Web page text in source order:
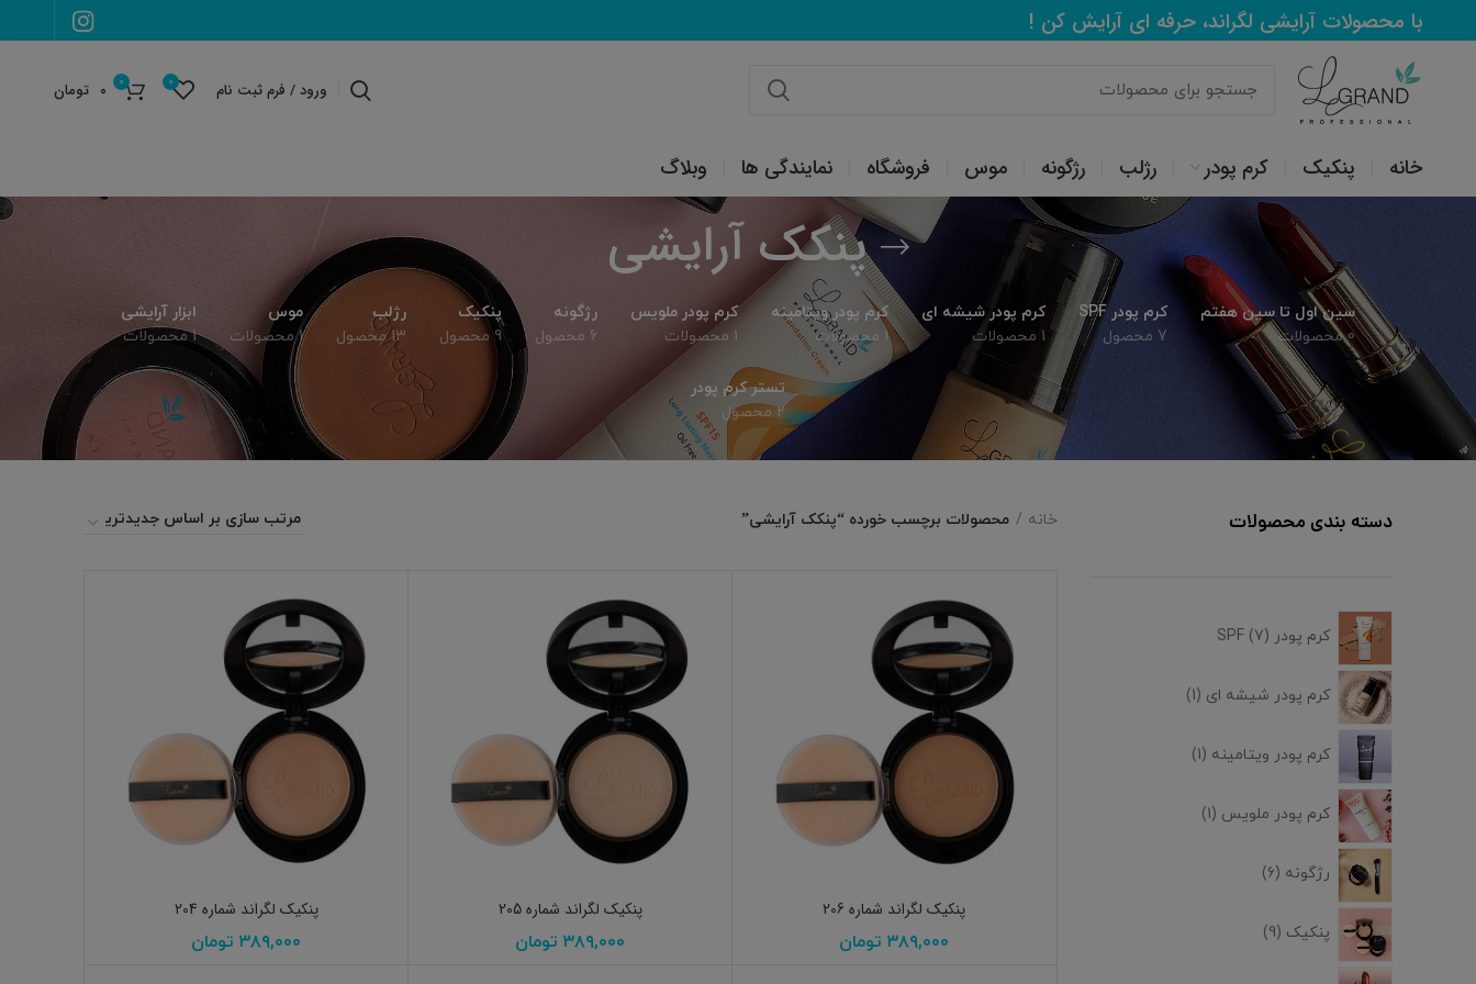
با محصولات آرایشی لگراند، حرفه ای آرایش کن !
ورود / فرم ثبت نام 0
0 ۰ تومان
خانه پنکیک کرم پودر رژلب رژگونه موس فروشگاه نمایندگی ها وبلاگ
پنکک آرایشی
سین اول تا سین هفتم
0 محصولات
کرم پودر SPF
7 محصول
کرم پودر شیشه ای
1 محصولات
کرم پودر ویتامینه
1 محصولات
کرم پودر ملویس
1 محصولات
رژگونه
6 محصول
پنکیک
9 محصول
رژلب
13 محصول
موس
1 محصولات
ابزار آرایشی
1 محصولات
تستر کرم پودر
2 محصول
دسته بندی محصولات
کرم پودر SPF 7
کرم پودر شیشه ای 1
کرم پودر ویتامینه 1
کرم پودر ملویس 1
رژگونه 6
پنکیک 9
خانه محصولات برچسب خورده “پنکک آرایشی”
افزودن به سبد خرید
پنکیک لگراند شماره 206
۳۸۹,۰۰۰ تومان
افزودن به سبد خرید
پنکیک لگراند شماره 205
۳۸۹,۰۰۰ تومان
افزودن به سبد خرید
پنکیک لگراند شماره 204
۳۸۹,۰۰۰ تومان